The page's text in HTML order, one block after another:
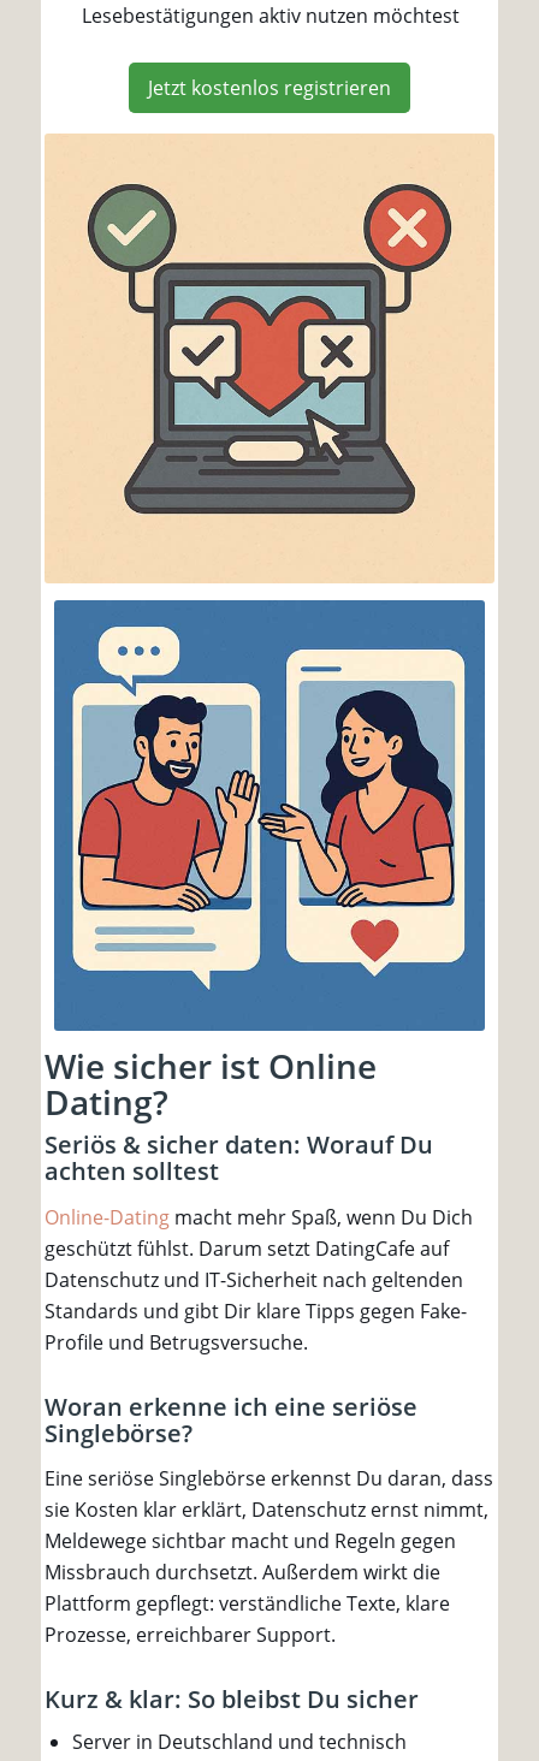
Lesebestätigungen aktiv nutzen möchtest
Jetzt kostenlos registrieren
Wie sicher ist Online
Dating?
Seriös & sicher daten: Worauf Du
achten solltest
Online-Dating macht mehr Spaß, wenn Du Dich
geschützt fühlst. Darum setzt DatingCafe auf
Datenschutz und IT-Sicherheit nach geltenden
Standards und gibt Dir klare Tipps gegen Fake-
Profile und Betrugsversuche.
Woran erkenne ich eine seriöse
Singlebörse?
Eine seriöse Singlebörse erkennst Du daran, dass
sie Kosten klar erklärt, Datenschutz ernst nimmt,
Meldewege sichtbar macht und Regeln gegen
Missbrauch durchsetzt. Außerdem wirkt die
Plattform gepflegt: verständliche Texte, klare
Prozesse, erreichbarer Support.
Kurz & klar: So bleibst Du sicher
Server in Deutschland und technisch